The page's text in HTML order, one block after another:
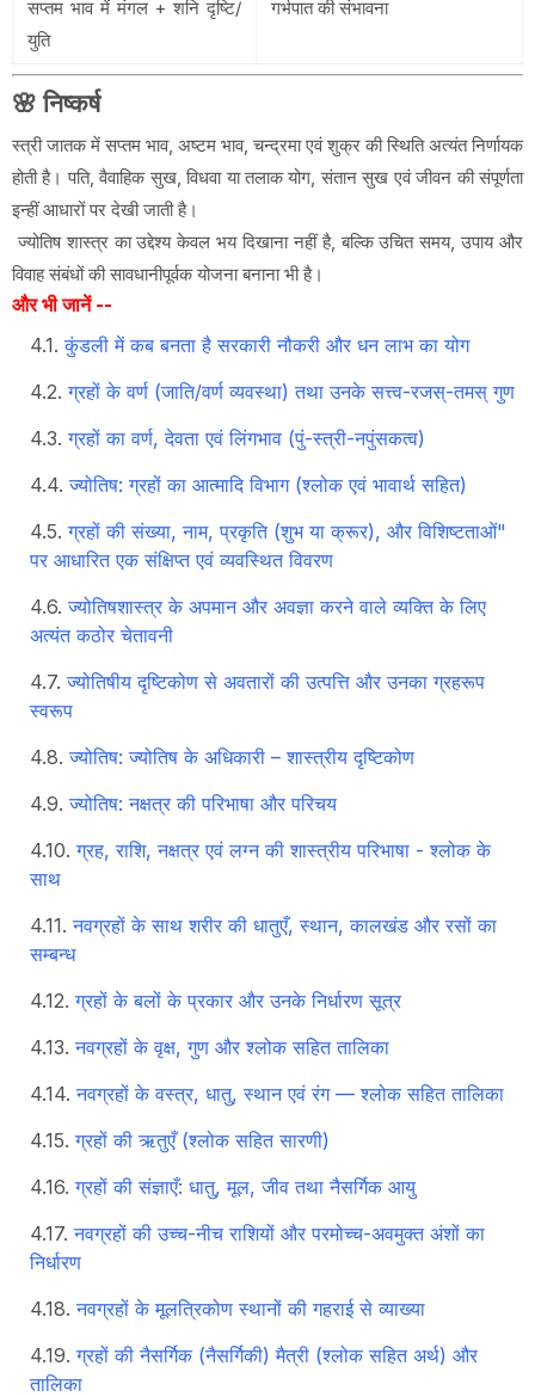
सप्तम भाव में मंगल + शनि दृष्टि/
युति
गर्भपात की संभावना
🌸 निष्कर्ष
स्त्री जातक में सप्तम भाव, अष्टम भाव, चन्द्रमा एवं शुक्र की स्थिति अत्यंत निर्णायक
होती है। पति, वैवाहिक सुख, विधवा या तलाक योग, संतान सुख एवं जीवन की संपूर्णता
इन्हीं आधारों पर देखी जाती है।
ज्योतिष शास्त्र का उद्देश्य केवल भय दिखाना नहीं है, बल्कि उचित समय, उपाय और
विवाह संबंधों की सावधानीपूर्वक योजना बनाना भी है।
और भी जानें --
कुंडली में कब बनता है सरकारी नौकरी और धन लाभ का योग
ग्रहों के वर्ण (जाति/वर्ण व्यवस्था) तथा उनके सत्त्व-रजस्-तमस् गुण
ग्रहों का वर्ण, देवता एवं लिंगभाव (पुं-स्त्री-नपुंसकत्व)
ज्योतिष: ग्रहों का आत्मादि विभाग (श्लोक एवं भावार्थ सहित)
ग्रहों की संख्या, नाम, प्रकृति (शुभ या क्रूर), और विशिष्टताओं"
पर आधारित एक संक्षिप्त एवं व्यवस्थित विवरण
ज्योतिषशास्त्र के अपमान और अवज्ञा करने वाले व्यक्ति के लिए
अत्यंत कठोर चेतावनी
ज्योतिषीय दृष्टिकोण से अवतारों की उत्पत्ति और उनका ग्रहरूप
स्वरूप
ज्योतिष: ज्योतिष के अधिकारी – शास्त्रीय दृष्टिकोण
ज्योतिष: नक्षत्र की परिभाषा और परिचय
ग्रह, राशि, नक्षत्र एवं लग्न की शास्त्रीय परिभाषा - श्लोक के
साथ
नवग्रहों के साथ शरीर की धातुएँ, स्थान, कालखंड और रसों का
सम्बन्ध
ग्रहों के बलों के प्रकार और उनके निर्धारण सूत्र
नवग्रहों के वृक्ष, गुण और श्लोक सहित तालिका
नवग्रहों के वस्त्र, धातु, स्थान एवं रंग — श्लोक सहित तालिका
ग्रहों की ऋतुएँ (श्लोक सहित सारणी)
ग्रहों की संज्ञाएँ: धातु, मूल, जीव तथा नैसर्गिक आयु
नवग्रहों की उच्च-नीच राशियों और परमोच्च-अवमुक्त अंशों का
निर्धारण
नवग्रहों के मूलत्रिकोण स्थानों की गहराई से व्याख्या
ग्रहों की नैसर्गिक (नैसर्गिकी) मैत्री (श्लोक सहित अर्थ) और
तालिका